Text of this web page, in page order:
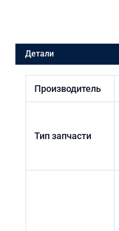
Детали
Производитель
Тип запчасти